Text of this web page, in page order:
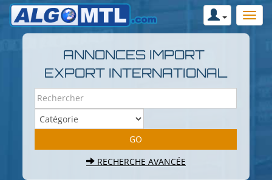
ANNONCES IMPORT
EXPORT INTERNATIONAL
RECHERCHE AVANCÉE